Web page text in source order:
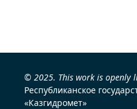
© 2025. This work is openly
Республиканское
«Казгидромет»